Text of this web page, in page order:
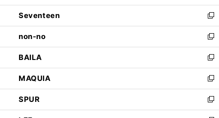
開
く
ウ
で
開
く
ン
ド
ウ
で
開
く
Seventeen
新
し
い
ウ
ィ
ン
ド
ウ
で
開
non-no
新
し
い
ウ
ィ
ン
ド
ウ
BAILA
新
し
い
ウ
ィ
ン
MAQUIA
新
し
い
ウ
SPUR
新
し